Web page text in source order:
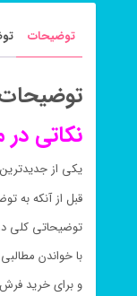
توضیحات
نکاتی
یکی از
قبل از آنکه به
توضیحاتی کلی
با خواندن
و برای خرید